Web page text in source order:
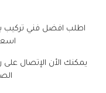
اطلب افضل فني تركيب
يمكنك الأن الإتصال